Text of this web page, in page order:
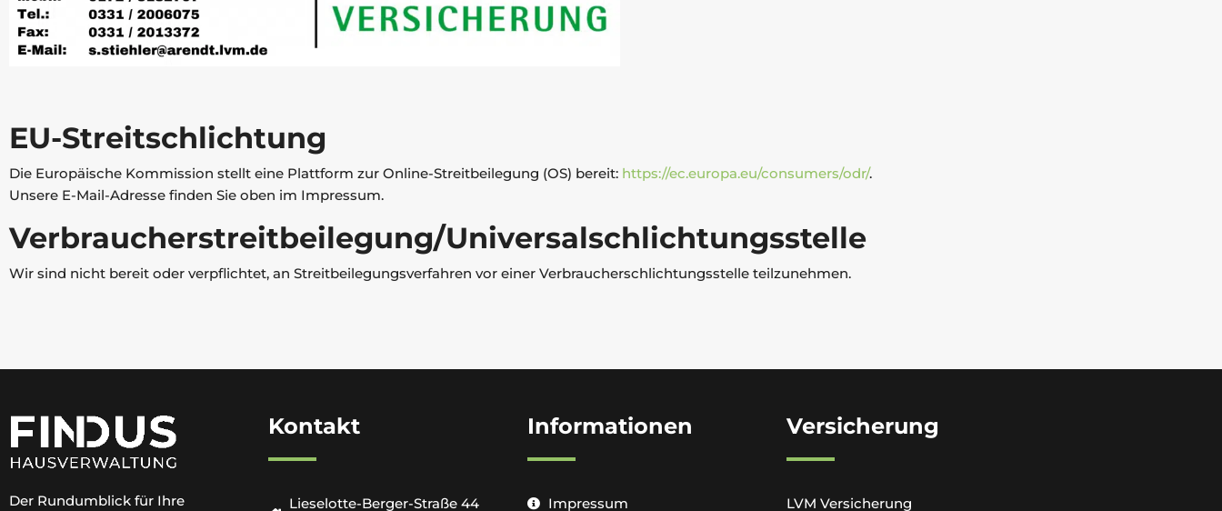
EU-Streitschlichtung
Die Europäische Kommission stellt eine Plattform zur Online-Streitbeilegung (OS) bereit: https://ec.europa.eu/consumers/odr/.
Unsere E-Mail-Adresse finden Sie oben im Impressum.
Verbraucher­streit­beilegung/Universal­schlichtungs­stelle
Wir sind nicht bereit oder verpflichtet, an Streitbeilegungsverfahren vor einer Verbraucherschlichtungsstelle teilzunehmen.
Der Rundumblick für Ihre
Kontakt
Lieselotte-Berger-Straße 44
Informationen
Impressum
Versicherung
LVM Versicherung